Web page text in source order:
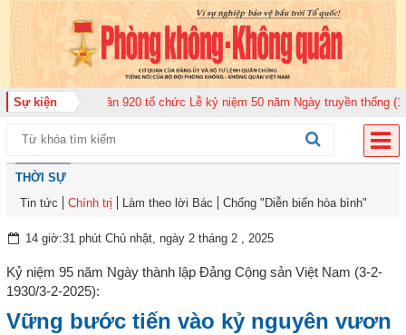
Sự kiện
Không quân 920 tổ chức Lễ kỷ niệm 50 năm Ngày truyền thống (12-11-
THỜI SỰ
Tin tức
Chính trị Làm theo lời Bác Chống "Diễn biến hòa bình"
14 giờ:31 phút Chủ nhật, ngày 2 tháng 2 , 2025
Kỷ niệm 95 năm Ngày thành lập Đảng Cộng sản Việt Nam (3-2-
1930/3-2-2025):
Vững bước tiến vào kỷ nguyên vươn